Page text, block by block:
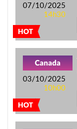
HOT
07/10/2025
14h30
HOT
Canada
03/10/2025
10h00